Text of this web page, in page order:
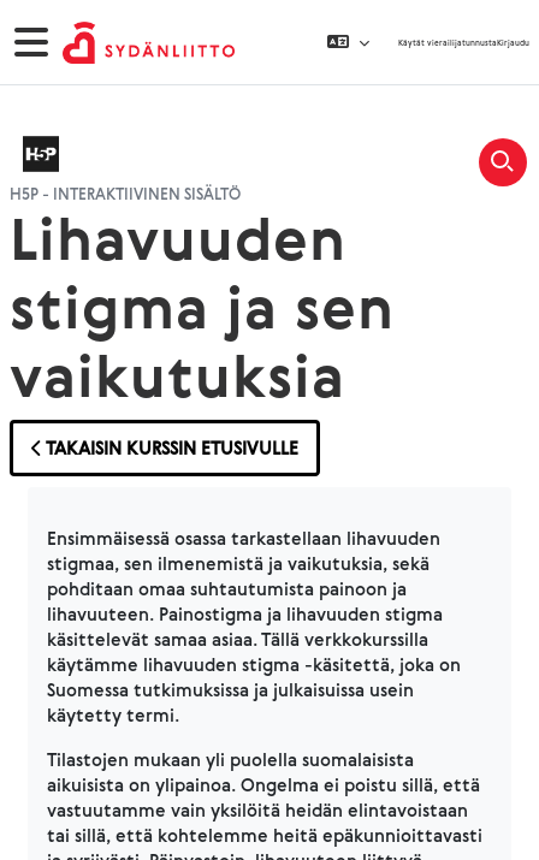
Sivupaneeli Käytät vierailijatunnustaKirjaudu
H5P - INTERAKTIIVINEN SISÄLTÖ
Lihavuuden
stigma ja sen
vaikutuksia
TAKAISIN KURSSIN ETUSIVULLE
Ensimmäisessä osassa tarkastellaan lihavuuden
stigmaa, sen ilmenemistä ja vaikutuksia, sekä
pohditaan omaa suhtautumista painoon ja
lihavuuteen. Painostigma ja lihavuuden stigma
käsittelevät samaa asiaa. Tällä verkkokurssilla
käytämme lihavuuden stigma -käsitettä, joka on
Suomessa tutkimuksissa ja julkaisuissa usein
käytetty termi.
Tilastojen mukaan yli puolella suomalaisista
aikuisista on ylipainoa. Ongelma ei poistu sillä, että
vastuutamme vain yksilöitä heidän elintavoistaan
tai sillä, että kohtelemme heitä epäkunnioittavasti